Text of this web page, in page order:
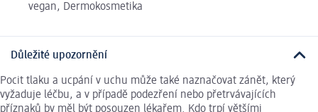
vegan, Dermokosmetika
Důležité upozornění
Pocit tlaku a ucpání v uchu může také naznačovat zánět, který
vyžaduje léčbu, a v případě podezření nebo přetrvávajících
příznaků by měl být posouzen lékařem. Kdo trpí většími